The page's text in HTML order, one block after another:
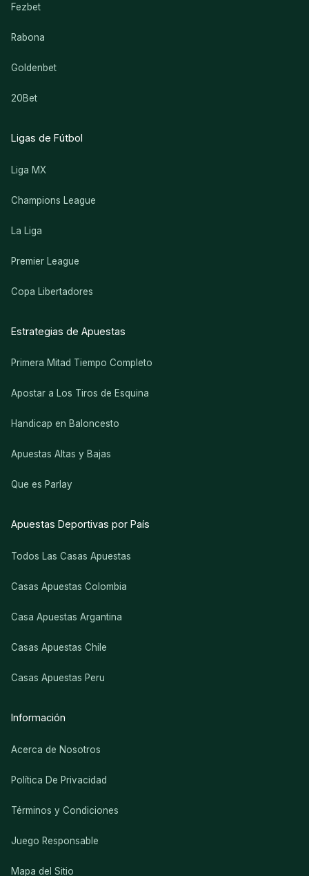
Fezbet
Rabona
Goldenbet
20Bet
Ligas de Fútbol
Liga MX
Champions League
La Liga
Premier League
Copa Libertadores
Estrategias de Apuestas
Primera Mitad Tiempo Completo
Apostar a Los Tiros de Esquina
Handicap en Baloncesto
Apuestas Altas y Bajas
Que es Parlay
Apuestas Deportivas por País
Todos Las Casas Apuestas
Casas Apuestas Colombia
Casa Apuestas Argantina
Casas Apuestas Chile
Casas Apuestas Peru
Información
Acerca de Nosotros
Política De Privacidad
Términos y Condiciones
Juego Responsable
Mapa del Sitio